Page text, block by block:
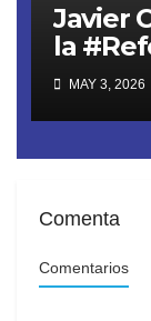
Javier
la
frenar
MAY 3, 2026
Comenta
Comentarios